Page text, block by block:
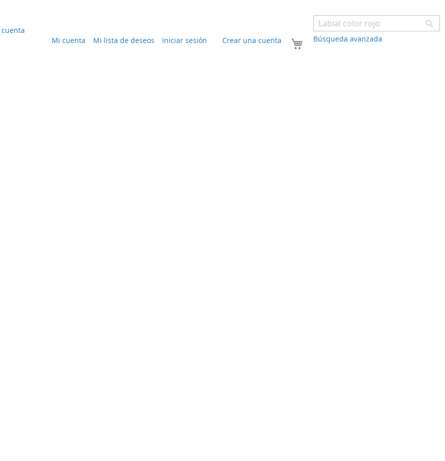
Búsqueda avanzada
Mi carrito
Mi cuenta Mi lista de deseos Iniciar sesión Crear una cuenta